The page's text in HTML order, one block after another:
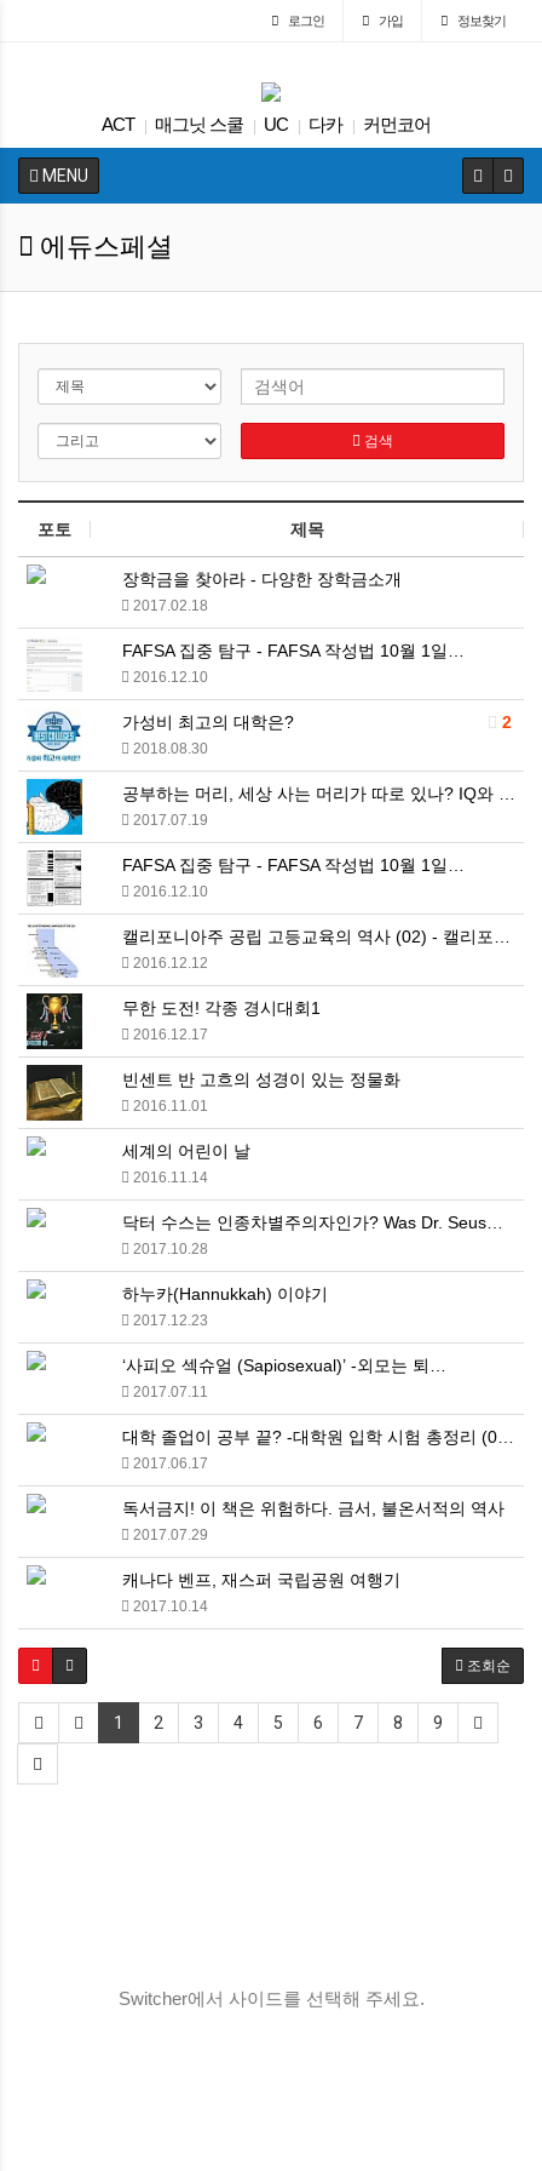
로그인 가입 정보찾기
ACT 매그닛 스쿨 UC 다카 커먼코어
| 트럼프 입학원서 교육구 Fafsa 대학원
MENU
에듀스페셜
검색
포토 제목
장학금을 찾아라 - 다양한 장학금소개
2017.02.18
FAFSA 집중 탐구 - FAFSA 작성법 10월 1일…
2016.12.10
2
가성비 최고의 대학은?
2018.08.30
공부하는 머리, 세상 사는 머리가 따로 있나? IQ와 …
2017.07.19
FAFSA 집중 탐구 - FAFSA 작성법 10월 1일…
2016.12.10
캘리포니아주 공립 고등교육의 역사 (02) - 캘리포니…
2016.12.12
무한 도전! 각종 경시대회1
2016.12.17
빈센트 반 고흐의 성경이 있는 정물화
2016.11.01
세계의 어린이 날
2016.11.14
닥터 수스는 인종차별주의자인가? Was Dr. Seus…
2017.10.28
하누카(Hannukkah) 이야기
2017.12.23
‘사피오 섹슈얼 (Sapiosexual)’ -외모는 퇴…
2017.07.11
대학 졸업이 공부 끝? -대학원 입학 시험 총정리 (0…
2017.06.17
독서금지! 이 책은 위험하다. 금서, 불온서적의 역사
2017.07.29
캐나다 벤프, 재스퍼 국립공원 여행기
2017.10.14
조회순
1 2 3 4 5 6 7 8 9
Switcher에서 사이드를 선택해 주세요.